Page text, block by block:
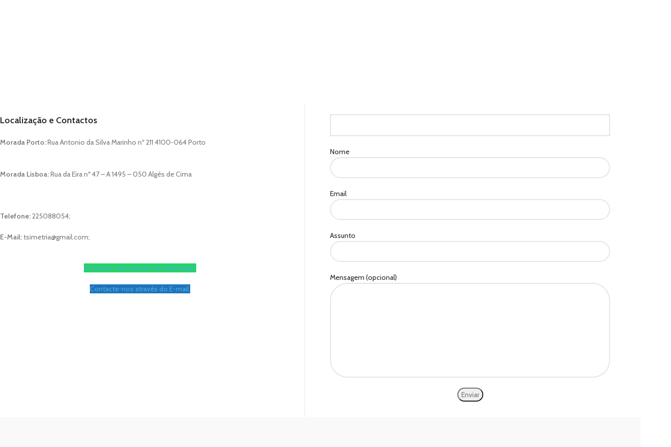
Localização e Contactos
Morada Porto:Rua Antonio da Silva Marinho nº 211 4100-064 Porto
Morada Lisboa:Rua da Eira nº 47 – A 1495 – 050 Algés de Cima
Telefone:225088054;
E-Mail:tsimetria@gmail.com;
Contacte-nos através do Whatsapp.
Contacte-nos através do E-mail.
Nome
Email
Assunto
Mensagem (opcional)